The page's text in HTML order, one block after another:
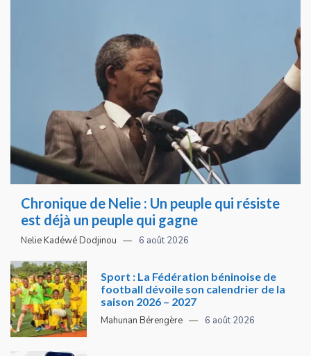
Chronique de Nelie : Un peuple qui résiste
est déjà un peuple qui gagne
Nelie Kadéwé Dodjinou 6 août 2026
Sport : La Fédération béninoise de
football dévoile son calendrier de la
saison 2026 – 2027
Mahunan Bérengère 6 août 2026